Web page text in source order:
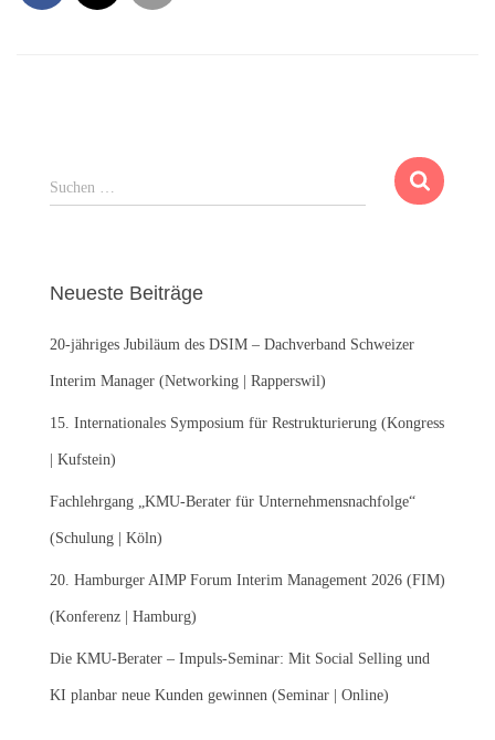
S
u
n
a
c
:
Suchen …
Neueste Beiträge
20-jähriges Jubiläum des DSIM – Dachverband Schweizer
Interim Manager (Networking | Rapperswil)
15. Internationales Symposium für Restrukturierung (Kongress
| Kufstein)
Fachlehrgang „KMU-Berater für Unternehmensnachfolge“
(Schulung | Köln)
20. Hamburger AIMP Forum Interim Management 2026 (FIM)
(Konferenz | Hamburg)
Die KMU-Berater – Impuls-Seminar: Mit Social Selling und
KI planbar neue Kunden gewinnen (Seminar | Online)